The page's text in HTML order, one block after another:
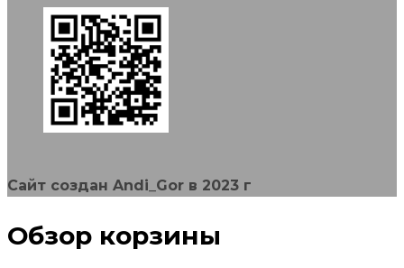
Сайт создан Andi_Gor в 2023 г
Обзор корзины